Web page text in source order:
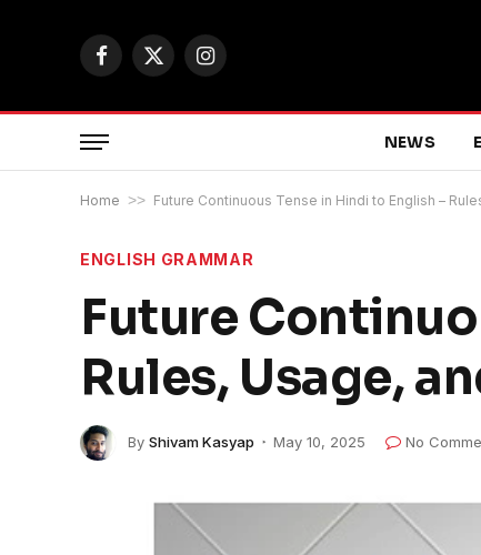
Facebook
X
Instagram
NEWS
Home >> Future Continuous Tense in Hindi to English –
ENGLISH GRAMMAR
Future
Rules, Usage,
By Shivam Kasyap May 10, 2025 No